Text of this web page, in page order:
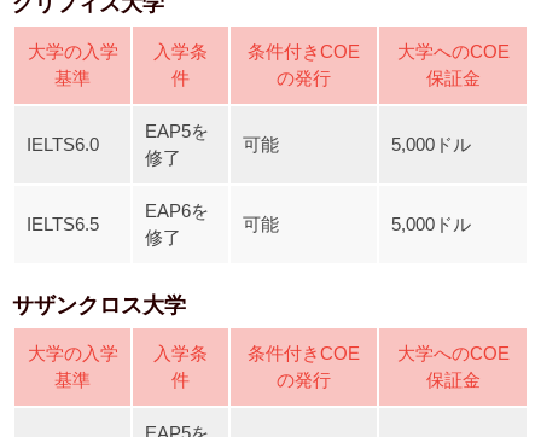
大学の入学
基準
入学条
件
条件付きCOE
の発行
大学へのCOE
保証金
IELTS6.0
EAP5を
修了
可能 5,000ドル
IELTS6.5
EAP6を
修了
可能 5,000ドル
サザンクロス大学
大学の入学
基準
入学条
件
条件付きCOE
の発行
大学へのCOE
保証金
EAP5を